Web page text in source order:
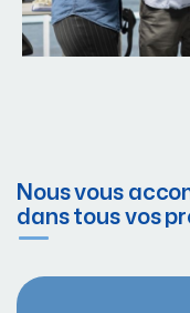
Nous vous
dans tous vos